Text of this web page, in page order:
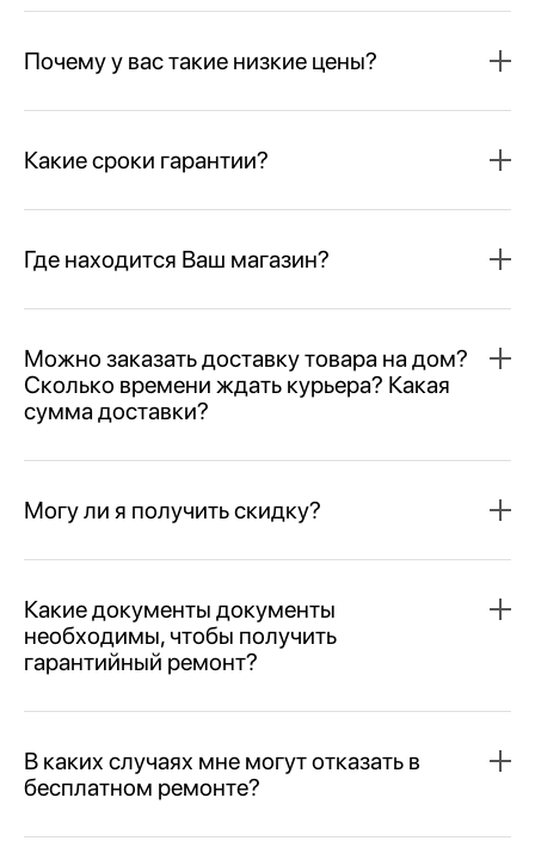
Почему у вас такие низкие цены?
Какие сроки гарантии?
Где находится Ваш магазин?
Можно заказать доставку товара на дом?
Сколько времени ждать курьера? Какая
сумма доставки?
Могу ли я получить скидку?
Какие документы документы
необходимы, чтобы получить
гарантийный ремонт?
В каких случаях мне могут отказать в
бесплатном ремонте?